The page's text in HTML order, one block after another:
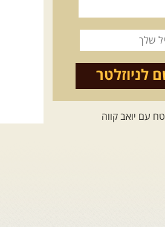
לניוזלטר